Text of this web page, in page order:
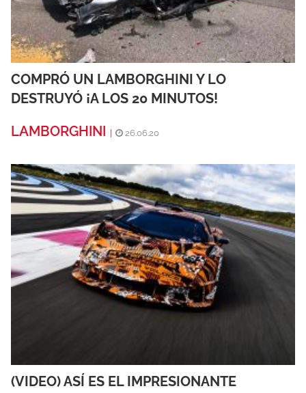
COMPRÓ UN LAMBORGHINI Y LO
DESTRUYÓ ¡A LOS 20 MINUTOS!
LAMBORGHINI
26.06.20
(VIDEO) ASÍ ES EL IMPRESIONANTE